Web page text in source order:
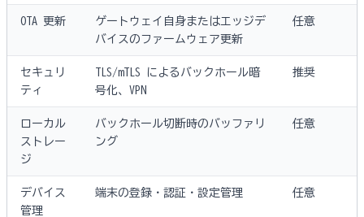
OTA 更新
ゲートウェイ自身またはエッジデ
バイスのファームウェア更新
任意
セキュリ
ティ
TLS/mTLS によるバックホール暗
号化、VPN
推奨
ローカル
ストレー
ジ
バックホール切断時のバッファリ
ング
任意
デバイス
管理
端末の登録・認証・設定管理 任意